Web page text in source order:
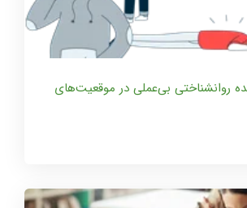
روانشناختی بی‌عملی در موقعیت‌های